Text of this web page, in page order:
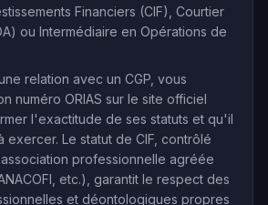
Financiers (CIF), Courtier
ou Intermédiaire en Opérations de
relation avec un CGP, vous
numéro ORIAS sur le site officiel
l'exactitude de ses statuts et qu'il
exercer. Le statut de CIF, contrôlé
professionnelle agréée
etc.), garantit le respect des
et déontologiques propres